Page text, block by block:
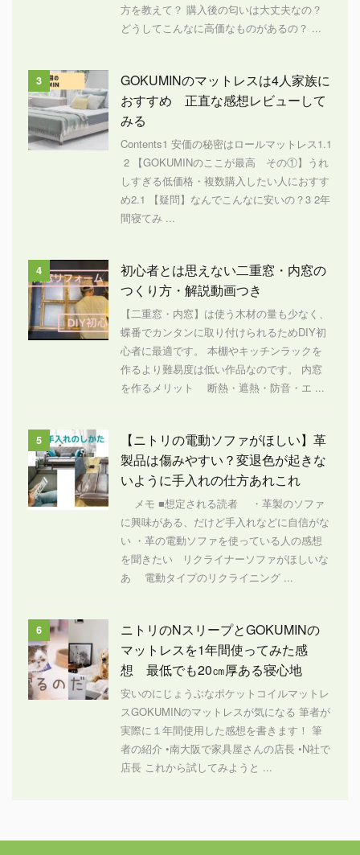
方を教えて？ 購入後の匂いは大丈夫なの？
どうしてこんなに高価なものがあるの？ ...
3
GOKUMINのマットレスは4人家族に
おすすめ 正直な感想レビューして
みる
Contents1 安価の秘密はロールマットレス1.1
2 【GOKUMINのここが最高 その①】うれ
しすぎる低価格・複数購入したい人におすす
め2.1 【疑問】なんでこんなに安いの？3 2年
間寝てみ ...
4
初心者とは思えない二重窓・内窓の
つくり方・解説動画つき
【二重窓・内窓】は使う木材の量も少なく、
蝶番でカンタンに取り付けられるためDIY初
心者に最適です。 本棚やキッチンラックを
作るより難易度は低い作品なのです。 内窓
を作るメリット 断熱・遮熱・防音・エ ...
5
【ニトリの電動ソファがほしい】革
製品は傷みやすい？変退色が起きな
いように手入れの仕方あれこれ
メモ ■想定される読者 ・革製のソファ
に興味がある、だけど手入れなどに自信がな
い ・革の電動ソファを使っている人の感想
を聞きたい リクライナーソファがほしいな
あ 電動タイプのリクライニング ...
6
ニトリのNスリープとGOKUMINの
マットレスを1年間使ってみた感
想 最低でも20㎝厚ある寝心地
安いのにじょうぶなポケットコイルマットレ
スGOKUMINのマットレスが気になる 筆者が
実際に１年間使用した感想を書きます！ 筆
者の紹介 •南大阪で家具屋さんの店長 •N社で
店長 これから試してみようと ...